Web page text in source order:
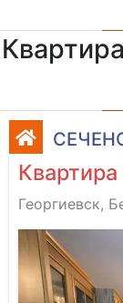
Георгиевск,